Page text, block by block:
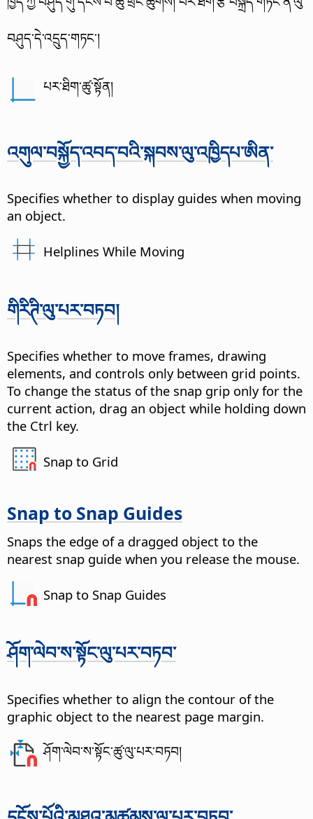
བཤུད་དེ་འདྲུད་གཏང་།
པར་ཐིག་ཚུ་སྟོན།
འགུལ་བསྐྱོད་འབད་བའི་སྐབས་ལུ་འཁྱིདཔ་ཨིན་
Specifies whether to display guides when moving
an object.
Helplines While Moving
གིརིཊི་ལུ་པར་བཏབ།
Specifies whether to move frames, drawing
elements, and controls only between grid points.
To change the status of the snap grip only for the
current action, drag an object while holding down
the Ctrl key.
Snap to Grid
Snap to Snap Guides
Snaps the edge of a dragged object to the
nearest snap guide when you release the mouse.
Snap to Snap Guides
ཤོག་ལེབ་ས་སྟོང་ལུ་པར་བཏབ་
Specifies whether to align the contour of the
graphic object to the nearest page margin.
ཤོག་ལེབ་ས་སྟོང་ཚུ་ལུ་པར་བཏབ།